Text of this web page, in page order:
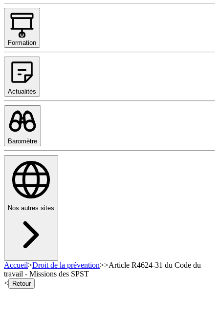
Formation
Actualités
Baromètre
Nos autres sites
Accueil>Droit de la prévention>>Article R4624-31 du Code du
travail - Missions des SPST
<
Retour